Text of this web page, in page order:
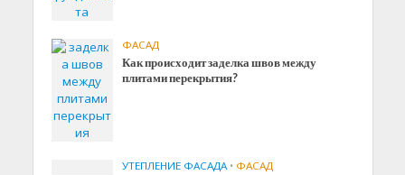
ФАСАД
Как происходит заделка швов между
плитами перекрытия?
УТЕПЛЕНИЕ ФАСАДА • ФАСАД